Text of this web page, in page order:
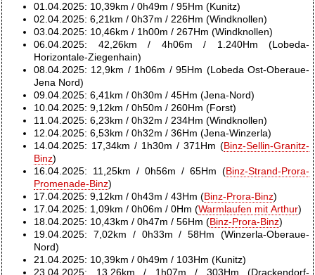
01.04.2025: 10,39km / 0h49m / 95Hm (Kunitz)
02.04.2025: 6,21km / 0h37m / 226Hm (Windknollen)
03.04.2025: 10,46km / 1h00m / 267Hm (Windknollen)
06.04.2025: 42,26km / 4h06m / 1.240Hm (Lobeda-
Horizontale-Ziegenhain)
08.04.2025: 12,9km / 1h06m / 95Hm (Lobeda Ost-Oberaue-
Jena Nord)
09.04.2025: 6,41km / 0h30m / 45Hm (Jena-Nord)
10.04.2025: 9,12km / 0h50m / 260Hm (Forst)
11.04.2025: 6,23km / 0h32m / 234Hm (Windknollen)
12.04.2025: 6,53km / 0h32m / 36Hm (Jena-Winzerla)
14.04.2025: 17,34km / 1h30m / 371Hm (Binz-Sellin-Granitz-
Binz)
16.04.2025: 11,25km / 0h56m / 65Hm (Binz-Strand-Prora-
Promenade-Binz)
17.04.2025: 9,12km / 0h43m / 43Hm (Binz-Prora-Binz)
17.04.2025: 1,09km / 0h06m / 0Hm (Warmlaufen mit Arthur)
18.04.2025: 10,43km / 0h47m / 56Hm (Binz-Prora-Binz)
19.04.2025: 7,02km / 0h33m / 58Hm (Winzerla-Oberaue-
Nord)
21.04.2025: 10,39km / 0h49m / 103Hm (Kunitz)
23.04.2025: 13,26km / 1h07m / 303Hm (Drackendorf-